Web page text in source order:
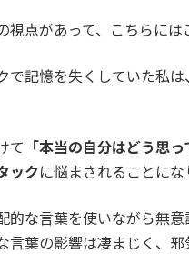
視点があって、こちらには
で記憶を失くしていた私
て 「本当の自分はどう思っ
ックに悩まされることにな
的な言葉を使いながら無
言葉の影響は凄まじく、